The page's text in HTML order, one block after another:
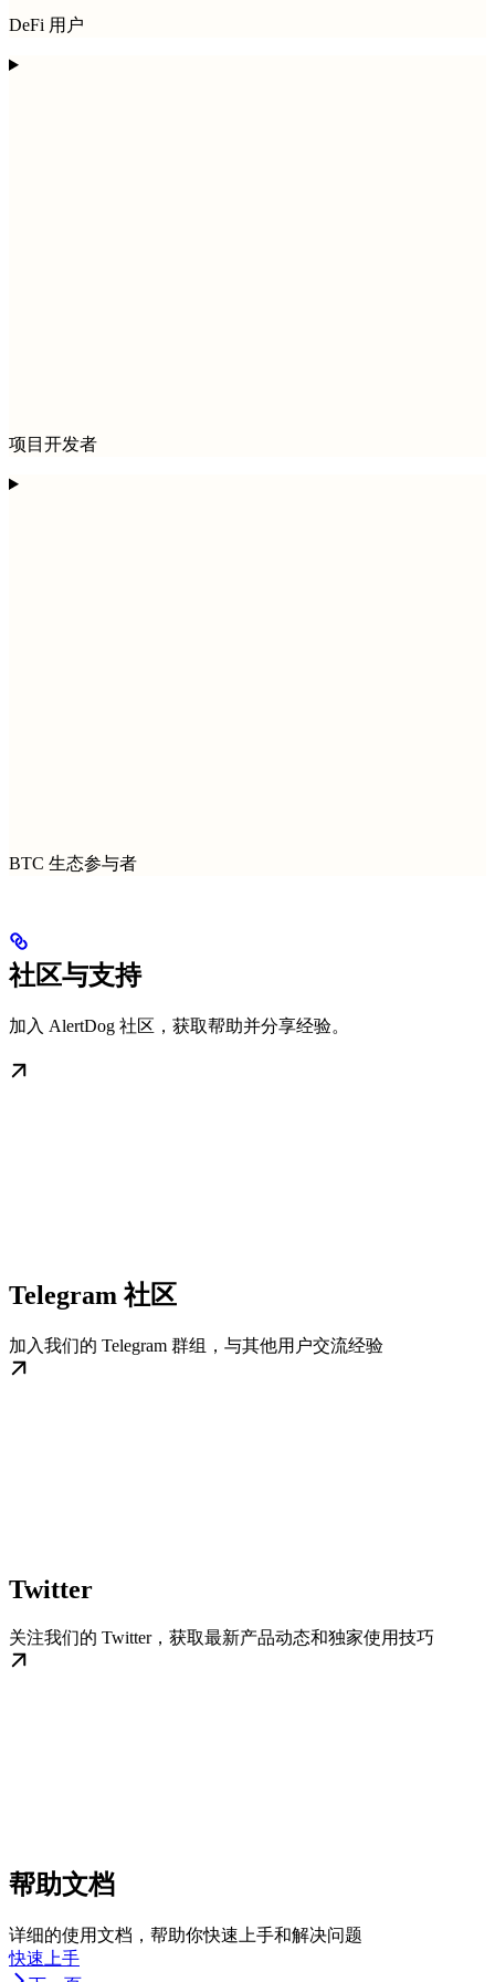
DeFi 用户
项目开发者
BTC 生态参与者
社区与支持
加入 AlertDog 社区，获取帮助并分享经验。
Telegram 社区
加入我们的 Telegram 群组，与其他用户交流经验
Twitter
关注我们的 Twitter，获取最新产品动态和独家使用技巧
帮助文档
详细的使用文档，帮助你快速上手和解决问题
快速上手